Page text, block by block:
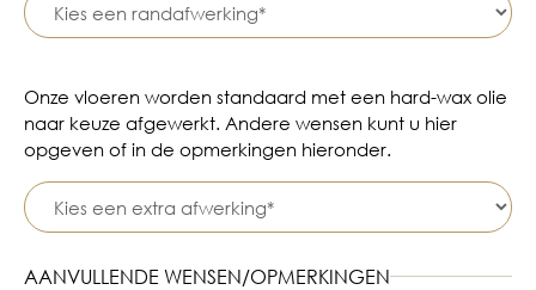
Onze vloeren worden standaard met een hard-wax olie
naar keuze afgewerkt. Andere wensen kunt u hier
opgeven of in de opmerkingen hieronder.
AANVULLENDE WENSEN/OPMERKINGEN